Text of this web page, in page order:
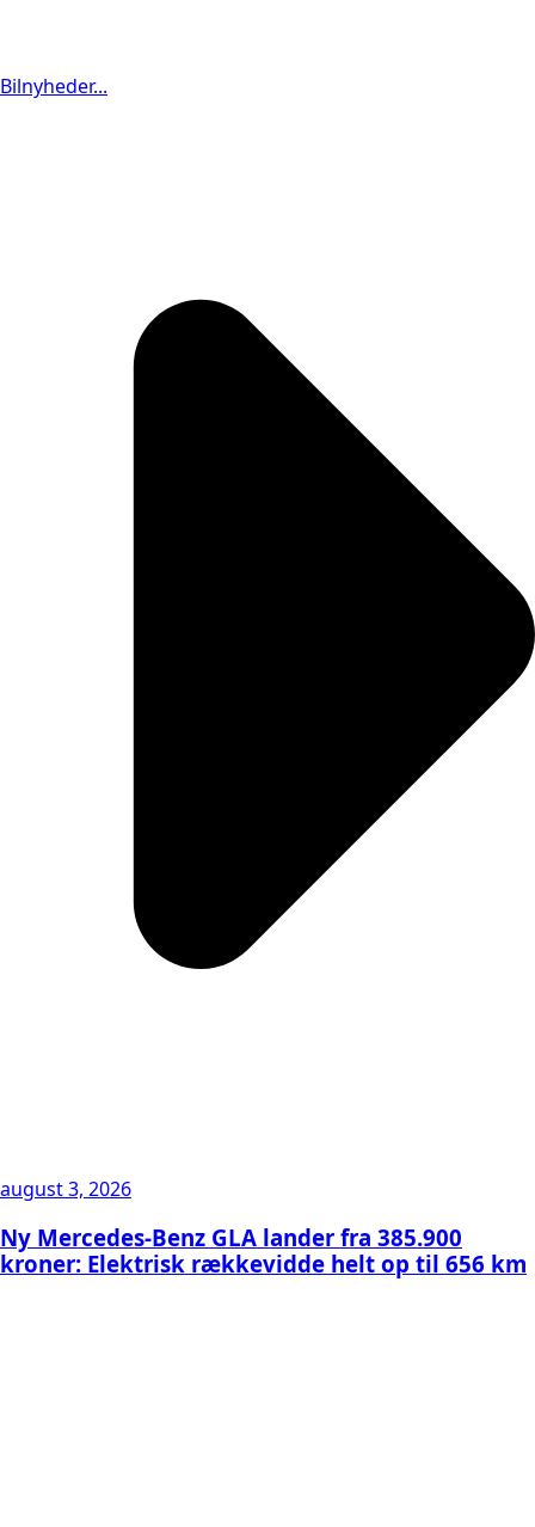
Bilnyheder...
august 3, 2026
Ny Mercedes-Benz GLA lander fra 385.900
kroner: Elektrisk rækkevidde helt op til 656 km